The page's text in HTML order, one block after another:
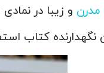
و زیبا در
کتاب